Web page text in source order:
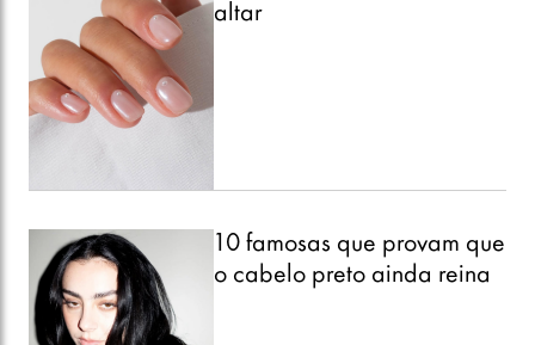
altar
10 famosas que provam que
o cabelo preto ainda reina